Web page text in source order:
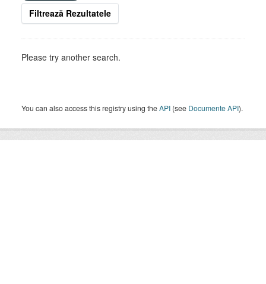
Filtrează Rezultatele
Please try another search.
You can also access this registry using theAPI (see Documente API).